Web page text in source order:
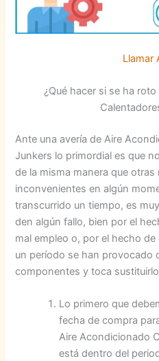
Llamar
¿Qué hacer si se ha
Ante una avería de Aire
Junkers lo primordial es que
de la misma manera que
inconvenientes en algún
transcurrido un tiempo, es
den algún fallo, bien por el
mal empleo o, por el hecho
un período se han provocado
componentes y toca
Lo primero que
fecha de compra
Aire Acondicionado
está dentro del